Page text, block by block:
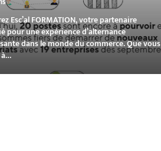
Esc’al FORMATION, votre partenaire
pour une expérience d’alternance
dans le monde du commerce. Que vous